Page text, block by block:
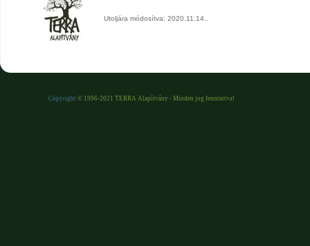
Utoljára módosítva: 2020.11.14..
Copyright © 1996-2021 TERRA Alapítvány - Minden jog fenntartva!